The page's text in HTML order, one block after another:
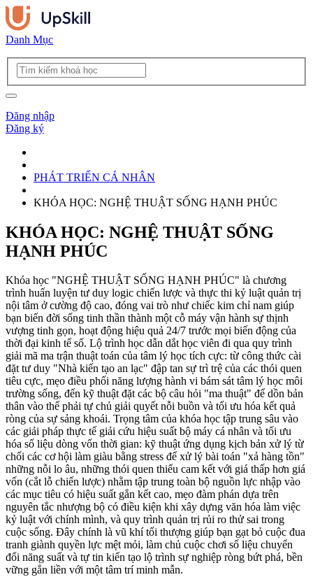
Danh Mục
Đăng nhập
Đăng ký
PHÁT TRIỂN CÁ NHÂN
KHÓA HỌC: NGHỆ THUẬT SỐNG HẠNH PHÚC
KHÓA HỌC: NGHỆ THUẬT SỐNG
HẠNH PHÚC
Khóa học "NGHỆ THUẬT SỐNG HẠNH PHÚC" là chương
trình huấn luyện tư duy logic chiến lược và thực thi kỷ luật quản trị
nội tâm ở cường độ cao, đóng vai trò như chiếc kim chỉ nam giúp
bạn biến đời sống tinh thần thành một cỗ máy vận hành sự thịnh
vượng tinh gọn, hoạt động hiệu quả 24/7 trước mọi biến động của
thời đại kinh tế số. Lộ trình học dẫn dắt học viên đi qua quy trình
giải mã ma trận thuật toán của tâm lý học tích cực: từ công thức cài
đặt tư duy "Nhà kiến tạo an lạc" đập tan sự trì trệ của các thói quen
tiêu cực, mẹo điều phối năng lượng hành vi bám sát tâm lý học môi
trường sống, đến kỹ thuật đặt các bộ câu hỏi "ma thuật" để dồn bản
thân vào thế phải tự chủ giải quyết nỗi buồn và tối ưu hóa kết quả
ròng của sự sảng khoái. Trọng tâm của khóa học tập trung sâu vào
các giải pháp thực tế giải cứu hiệu suất bộ máy cá nhân và tối ưu
hóa số liệu dòng vốn thời gian: kỹ thuật ứng dụng kịch bản xử lý từ
chối các cơ hội làm giàu bằng stress để xử lý bài toán "xả hàng tồn"
những nỗi lo âu, những thói quen thiếu cam kết với giá thấp hơn giá
vốn (cắt lỗ chiến lược) nhằm tập trung toàn bộ nguồn lực nhập vào
các mục tiêu có hiệu suất gắn kết cao, mẹo đàm phán dựa trên
nguyên tắc nhượng bộ có điều kiện khi xây dựng văn hóa làm việc
kỷ luật với chính mình, và quy trình quản trị rủi ro thử sai trong
cuộc sống. Đây chính là vũ khí tối thượng giúp bạn gạt bỏ cuộc đua
tranh giành quyền lực mệt mỏi, làm chủ cuộc chơi số liệu chuyển
đổi năng suất và tự tin kiến tạo lộ trình sự nghiệp ròng bứt phá, bền
vững gắn liền với một tâm trí minh mẫn.